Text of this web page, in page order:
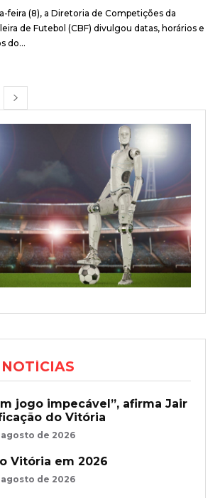
feira (8), a Diretoria de Competições da
de Futebol (CBF) divulgou datas, horários e
do...
jogo impecável”, afirma Jair
do Vitória
agosto de 2026
Vitória em 2026
agosto de 2026